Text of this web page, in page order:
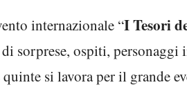
internazionale “I Tesori
sorprese, ospiti,
si lavora per il grande